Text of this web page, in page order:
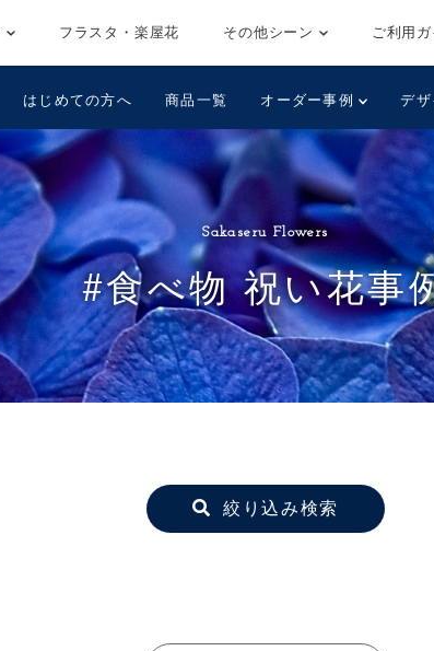
フラスタ・楽屋花 その他シーン ご利用ガ
はじめての方へ 商品一覧 オーダー事例 デ
Sakaseru Flowers
#食べ物 祝い花事
絞り込み検索